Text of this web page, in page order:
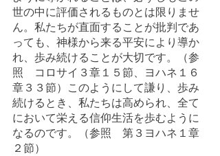
世の中に評価されるものとは限りませ
ん。私たちが直面することが批判であ
っても、神様から来る平安により導か
れ、歩み続けることが大切です。（参
照　コロサイ３章１５節、ヨハネ１６
章３３節）このようにして謙り、歩み
続けるとき、私たちは高められ、全て
において栄える信仰生活を歩むように
なるのです。（参照　第３ヨハネ１章
２節）